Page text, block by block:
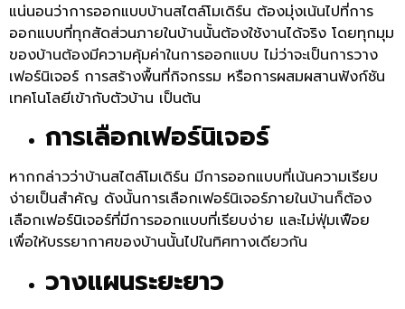
แน่นอนว่าการออกแบบบ้านสไตล์โมเดิร์น ต้องมุ่งเน้นไปที่การ
ออกแบบที่ทุกสัดส่วนภายในบ้านนั้นต้องใช้งานได้จริง โดยทุกมุม
ของบ้านต้องมีความคุ้มค่าในการออกแบบ ไม่ว่าจะเป็นการวาง
เฟอร์นิเจอร์ การสร้างพื้นที่กิจกรรม หรือการผสมผสานฟังก์ชัน
เทคโนโลยีเข้ากับตัวบ้าน เป็นต้น
การเลือกเฟอร์นิเจอร์
หากกล่าวว่าบ้านสไตล์โมเดิร์น มีการออกแบบที่เน้นความเรียบ
ง่ายเป็นสำคัญ ดังนั้นการเลือกเฟอร์นิเจอร์ภายในบ้านก็ต้อง
เลือกเฟอร์นิเจอร์ที่มีการออกแบบที่เรียบง่าย และไม่ฟุ่มเฟือย
เพื่อให้บรรยากาศของบ้านนั้นไปในทิศทางเดียวกัน
วางแผนระยะยาว